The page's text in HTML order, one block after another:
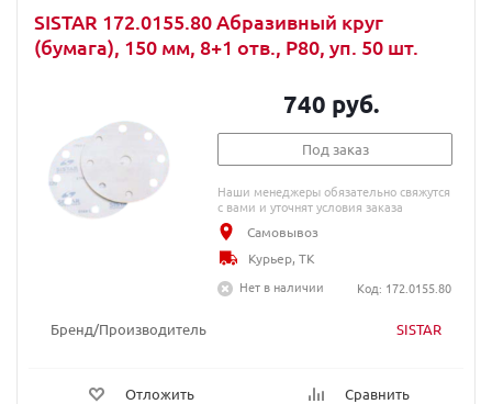
SISTAR 172.0155.80 Абразивный круг
(бумага), 150 мм, 8+1 отв., P80, уп. 50 шт.
Бренд/Производитель SISTAR
Отложить Сравнить
740 руб.
Под заказ
Наши менеджеры обязательно свяжутся
с вами и уточнят условия заказа
Самовывоз
Курьер, ТК
Нет в наличии
Код: 172.0155.80